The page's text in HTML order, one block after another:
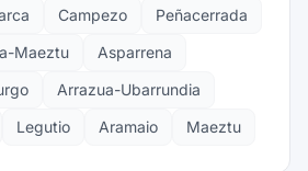
Campezo
Peñacerrada
Maeztu
Asparrena
Arrazua-Ubarrundia
Legutio Aramaio Maeztu